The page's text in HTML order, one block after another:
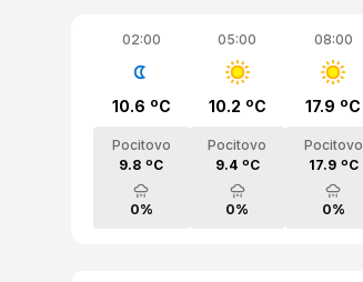
02:00
10.6 ºC
Pocitovo
9.8 ºC
0%
05:00
10.2 ºC
Pocitovo
9.4 ºC
0%
08:00
17.9 ºC
Pocitovo
17.9 ºC
0%